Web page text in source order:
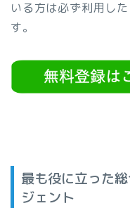
いる方は必ず利用し
す。
最も役に立った
ジェント